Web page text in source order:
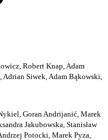
Robert Knap, Adam
Siwek, Adam Bąkowski,
Goran Andrijanić, Marek
Jakubowska, Stanisław
Potocki, Marek Pyza,